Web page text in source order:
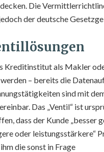
Die
der deutsche
Kreditinstitut als Makler
– bereits die
sind mit
Das „Ventil“ ist
dass der Kunde „besser
oder leistungsstärkere“
die sonst in Frage